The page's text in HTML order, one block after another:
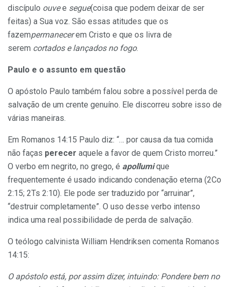
discípulo ouvee segue(coisa que podem deixar de ser
feitas) a Sua voz. São essas atitudes que os
fazempermanecerem Cristo e que os livra de
serem cortados e lançados no fogo.
Paulo e o assunto em questão
O apóstolo Paulo também falou sobre a possível perda de
salvação de um crente genuíno. Ele discorreu sobre isso de
várias maneiras.
Em Romanos 14:15 Paulo diz: “… por causa da tua comida
não faças perecer aquele a favor de quem Cristo morreu.”
O verbo em negrito, no grego, é apollumique
frequentemente é usado indicando condenação eterna (2Co
2:15; 2Ts 2:10). Ele pode ser traduzido por “arruinar”,
“destruir completamente”. O uso desse verbo intenso
indica uma real possibilidade de perda de salvação.
O teólogo calvinista William Hendriksen comenta Romanos
14:15:
O apóstolo está, por assim dizer, intuindo: Pondere bem no